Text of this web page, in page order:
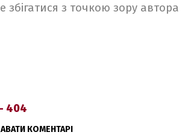
збігатися з точкою зору автора
404
КОМЕНТАРІ